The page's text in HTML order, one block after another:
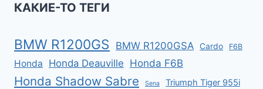
КАКИЕ-ТО ТЕГИ
BMW R1200GS BMW R1200GSA Cardo F6B
Honda Honda Deauville Honda F6B
Honda Shadow Sabre Sena Triumph Tiger 955i